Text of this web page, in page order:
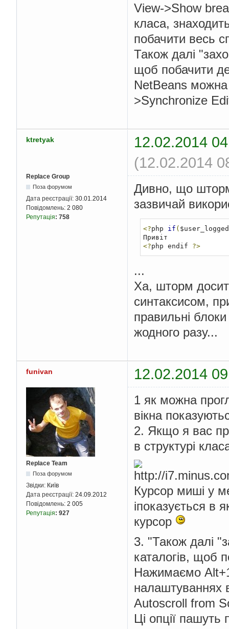
View->Show
класа,
побачити весь
Також далі
щоб побачити
NetBeans
>Synchronize
ktretyak
12.02.2014
(12.02.2014
Replace Group
Поза форумом
Дата реєстрації: 30.01.2014
Повідомлень: 2 080
Репутація: 758
Дивно, що шторм
зазвичай
<?php if (
<?php endif ?>
...
Ха, шторм
синтаксисом,
правильні
жодного разу...
funivan 12.02.2014
Replace Team
Поза форумом
Звідки: Київ
Дата реєстрації: 24.09.2012
Повідомлень: 2 005
Репутація: 927
1 як можна
вікна
2. Якщо я вас
в структурі
Курсор миші у
іпоказується в
курсор
3. "Також далі
каталогів, щоб
Нажимаємо
налаштуваннях
Autoscroll from
Ці опції